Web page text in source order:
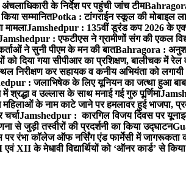
के निर्देश पर पहुंची जांच टीम
सम्मानितPotka : टांगराईन स्कूल की मोबाइल
मामलाJamshedpur : 135वीं डूरंड कप 2026 के
: एफटीएस ने ग्रामीणों संग की एकल
ने सुनी पीएम के मन की बातBahragora :
को दिया गया सीपीआर का प्रशिक्षण, बालीचक में
निरीक्षण कर सहायक व कनीय अभियंता को
: जलाभिषेक के लिए यूनियन का जत्था हुआ बाबा
श्रद्धा व उल्लास के साथ मनाई गई गुरु पूर्णिमा
के नाम काटे जाने पर हमलावर हुई भाजपा,
Jamshedpur : कारगिल विजय दिवस पर
से जुड़ी तस्वीरों की प्रदर्शनी का किया उद्घाटन
पर रंभा कॉलेज ऑफ नर्सिंग एंड फार्मेसी में जागरूकता
XII के मेधावी विद्यार्थियों को ‘ऑनर कार्ड’ से